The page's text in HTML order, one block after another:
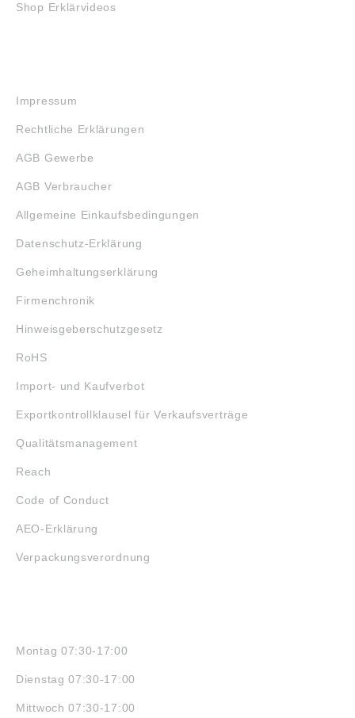
Shop Erklärvideos
Impressum
Rechtliche Erklärungen
AGB Gewerbe
AGB Verbraucher
Allgemeine Einkaufsbedingungen
Datenschutz-Erklärung
Geheimhaltungserklärung
Firmenchronik
Hinweisgeberschutzgesetz
RoHS
Import- und Kaufverbot
Exportkontrollklausel für Verkaufsverträge
Qualitätsmanagement
Reach
Code of Conduct
AEO-Erklärung
Verpackungsverordnung
Montag 07:30-17:00
Dienstag 07:30-17:00
Mittwoch 07:30-17:00